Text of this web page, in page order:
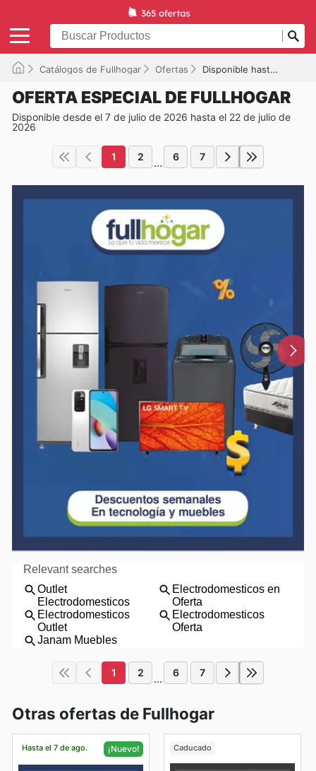
Catálogos de Fullhogar Ofertas Disponible hasta el 22/07/2026
OFERTA ESPECIAL DE FULLHOGAR
Disponible desde el 7 de julio de 2026 hasta el 22 de julio de
2026
1 2 ... 6 7
1 2 ... 6 7
Otras ofertas de Fullhogar
Hasta el 7 de ago. ¡Nuevo! Caducado